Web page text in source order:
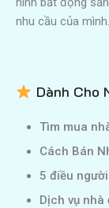
nhu cầu của mình.
Dành Cho
Tìm mua
Cách Bán
5 điều
Dịch vụ nhà